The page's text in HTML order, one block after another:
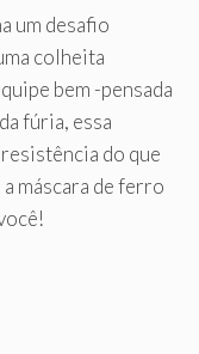
um desafio
colheita
bem -pensada
fúria, essa
do que
máscara de ferro